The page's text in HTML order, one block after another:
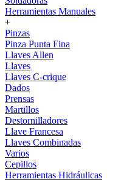
Herramientas Manuales
+
Pinzas
Pinza Punta Fina
Llaves Allen
Llaves
Llaves C-crique
Dados
Prensas
Martillos
Destornilladores
Llave Francesa
Llaves Combinadas
Varios
Cepillos
Herramientas Hidráulicas